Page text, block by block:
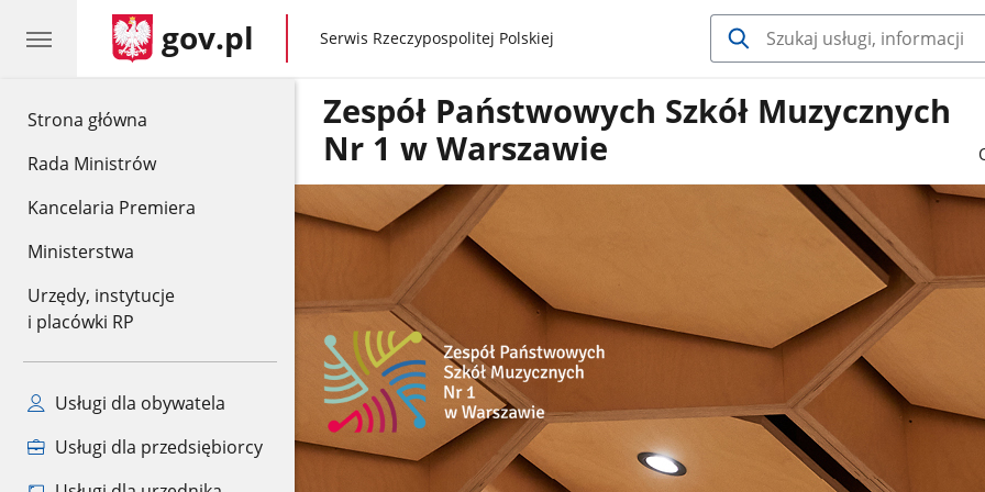
Strona główna
Rada Ministrów
Kancelaria Premiera
Ministerstwa
Urzędy, instytucje
i placówki RP
Usługi dla obywatela
Usługi dla przedsiębiorcy
gov.pl gov.pl
Serwis Rzeczypospolitej Polskiej
Zespół Państwowych Szkół Muzycznych
Nr 1 w Warszawie